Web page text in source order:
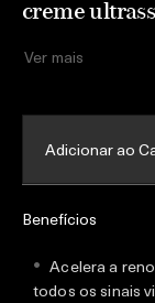
creme
para
Ver mais
Adicionar ao
Benefícios
Acelera a
todos os sinais